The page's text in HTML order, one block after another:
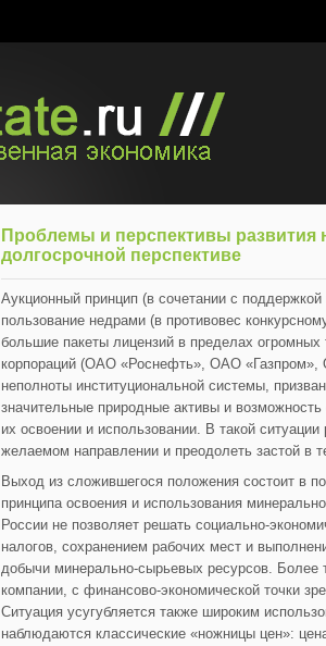
Проблемы и перспективы развития
долгосрочной перспективе
Аукционный принцип (в сочетании с
пользование недрами (в противовес
большие пакеты лицензий в пределах огромных
корпораций (ОАО «Роснефть», ОАО
неполноты институциональной системы,
значительные природные активы и возможность
их освоении и использовании. В такой
желаемом направлении и преодолеть застой в
Выход из сложившегося положения состоит в
принципа освоения и использования
России не позволяет решать социально-
налогов, сохранением рабочих мест и
добычи минерально-сырьевых ресурсов.
компании, с финансово-экономической точки
Ситуация усугубляется также широким
наблюдаются классические «ножницы цен»: